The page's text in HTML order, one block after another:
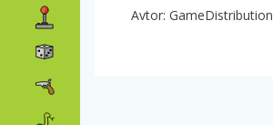
Avtor: GameDistribution